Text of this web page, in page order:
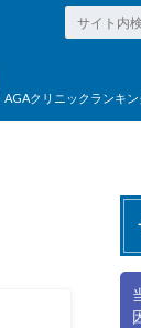
AGAクリニックランキン